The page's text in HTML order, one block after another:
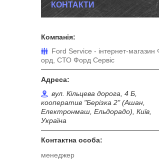
КОНТАКТИ
Ford Service - інтернет-магазин
орд, СТО Форд Сервіс
вул. Кільцева дорога, 4 Б,
кооператив "Берізка 2" (Ашан,
Електронмаш, Ельдорадо), Київ,
Україна
менеджер